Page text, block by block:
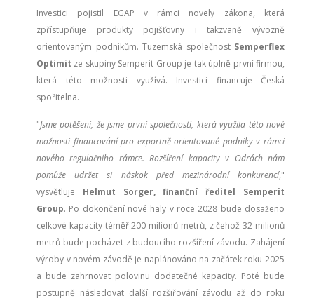
Investici pojistil EGAP v rámci novely zákona, která
zpřístupňuje produkty pojišťovny i takzvaně vývozně
orientovaným podnikům. Tuzemská společnost Semperflex
Optimit ze skupiny Semperit Group je tak úplně první firmou,
která této možnosti využívá. Investici financuje Česká
spořitelna.
"Jsme potěšeni, že jsme první společností, která využila této nové
možnosti financování pro exportně orientované podniky v rámci
nového regulačního rámce. Rozšíření kapacity v Odrách nám
pomůže udržet si náskok před mezinárodní konkurencí,"
vysvětluje Helmut Sorger, finanční ředitel Semperit
Group. Po dokončení nové haly v roce 2028 bude dosaženo
celkové kapacity téměř 200 milionů metrů, z čehož 32 milionů
metrů bude pocházet z budoucího rozšíření závodu. Zahájení
výroby v novém závodě je naplánováno na začátek roku 2025
a bude zahrnovat polovinu dodatečné kapacity. Poté bude
postupně následovat další rozšiřování závodu až do roku